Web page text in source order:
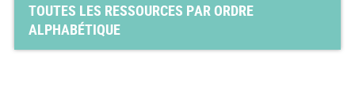
TOUTES LES RESSOURCES PAR ORDRE
ALPHABÉTIQUE